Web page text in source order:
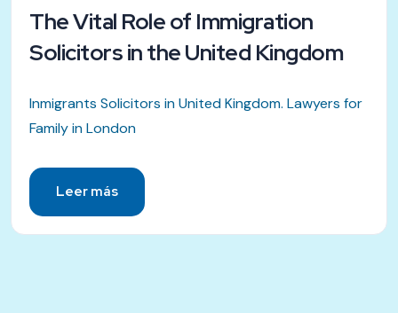
The Vital Role of Immigration
Solicitors in the United Kingdom
Inmigrants Solicitors in United Kingdom. Lawyers for
Family in London
Leer más